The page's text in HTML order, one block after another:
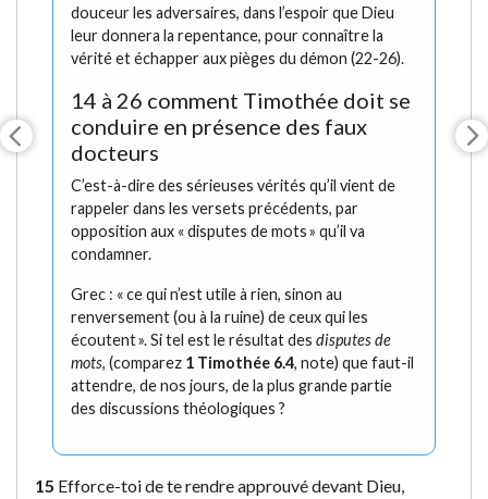
douceur les adversaires, dans l’espoir que Dieu
leur donnera la repentance, pour connaître la
vérité et échapper aux pièges du démon (22-26).
14 à 26 comment Timothée doit se
conduire en présence des faux
docteurs
C’est-à-dire des sérieuses vérités qu’il vient de
rappeler dans les versets précédents, par
opposition aux « disputes de mots » qu’il va
condamner.
Grec : « ce qui n’est utile à rien, sinon au
renversement (ou à la ruine) de ceux qui les
écoutent ». Si tel est le résultat des disputes de
mots, (comparez 1 Timothée 6.4, note) que faut-il
attendre, de nos jours, de la plus grande partie
des discussions théologiques ?
15 Efforce-toi de te rendre approuvé devant Dieu,